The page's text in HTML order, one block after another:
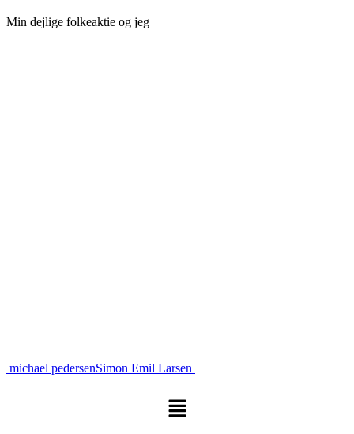
Min dejlige folkeaktie og jeg
Post
michael pedersenSimon Emil Larsen
Menu